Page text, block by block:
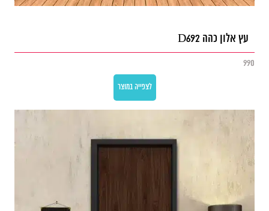
עץ אלון כהה D692
990
לצפייה במוצר